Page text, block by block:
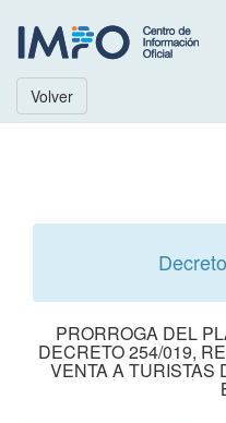
Volver
Decreto
PRORROGA DEL
DECRETO 254/019,
VENTA A TURISTAS